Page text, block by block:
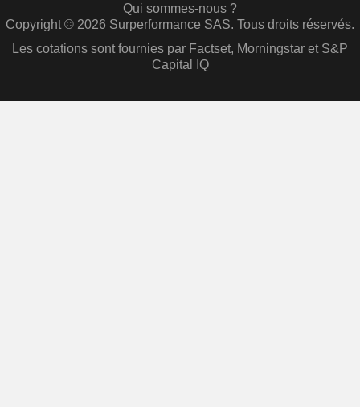
Qui sommes-nous ?
Copyright © 2026 Surperformance SAS. Tous droits réservés.
Les cotations sont fournies par Factset, Morningstar et S&P
Capital IQ